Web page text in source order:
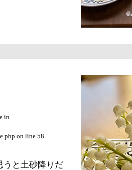
in
on line 58
うと土砂降りだ